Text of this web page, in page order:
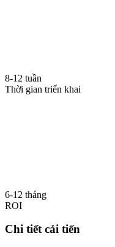
8-12 tuần
Thời gian triển khai
6-12 tháng
ROI
Chi tiết cải tiến